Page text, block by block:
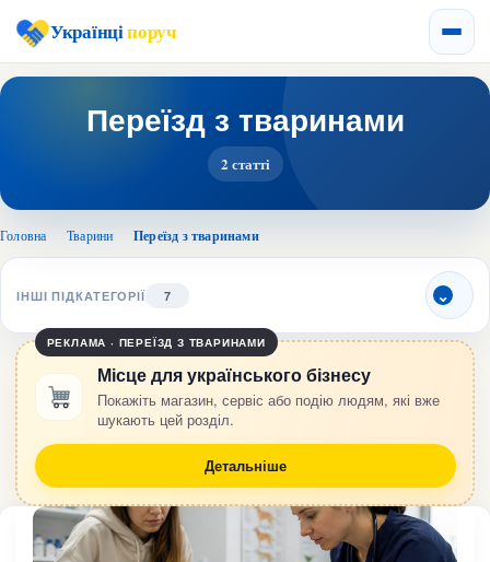
Українціпоруч
Переїзд з тваринами
2 статті
Головна Тварини Переїзд з тваринами
ІНШІ ПІДКАТЕГОРІЇ 7
РЕКЛАМА · ПЕРЕЇЗД З ТВАРИНАМИ
Місце для українського бізнесу
Покажіть магазин, сервіс або подію людям, які вже
шукають цей розділ.
Детальніше